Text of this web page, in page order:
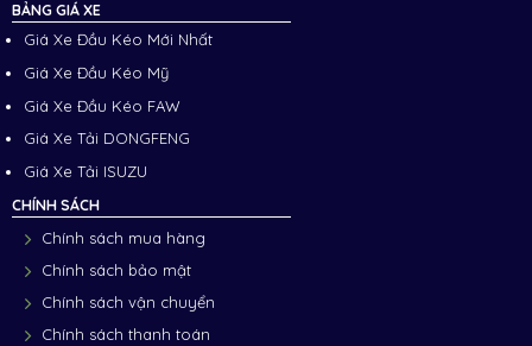
BẢNG GIÁ XE
Giá Xe Đầu Kéo Mới Nhất
Giá Xe Đầu Kéo Mỹ
Giá Xe Đầu Kéo FAW
Giá Xe Tải DONGFENG
Giá Xe Tải ISUZU
CHÍNH SÁCH
Chính sách mua hàng
Chính sách bảo mật
Chính sách vận chuyển
Chính sách thanh toán